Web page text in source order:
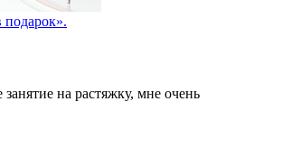
подарок».
на растяжку, мне очень